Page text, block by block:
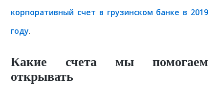
корпоративный счет в грузинском банке в 2019
году.
Какие счета мы помогаем
открывать